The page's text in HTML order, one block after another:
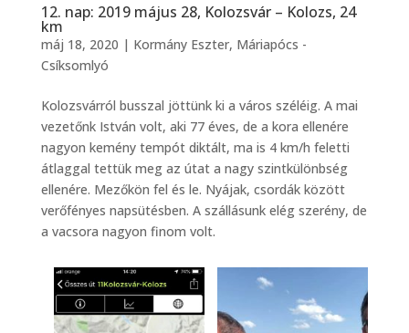
12. nap: 2019 május 28, Kolozsvár – Kolozs, 24
km
máj 18, 2020 | Kormány Eszter, Máriapócs -
Csíksomlyó
Kolozsvárról busszal jöttünk ki a város széléig. A mai
vezetőnk István volt, aki 77 éves, de a kora ellenére
nagyon kemény tempót diktált, ma is 4 km/h feletti
átlaggal tettük meg az útat a nagy szintkülönbség
ellenére. Mezőkön fel és le. Nyájak, csordák között
verőfényes napsütésben. A szállásunk elég szerény, de
a vacsora nagyon finom volt.